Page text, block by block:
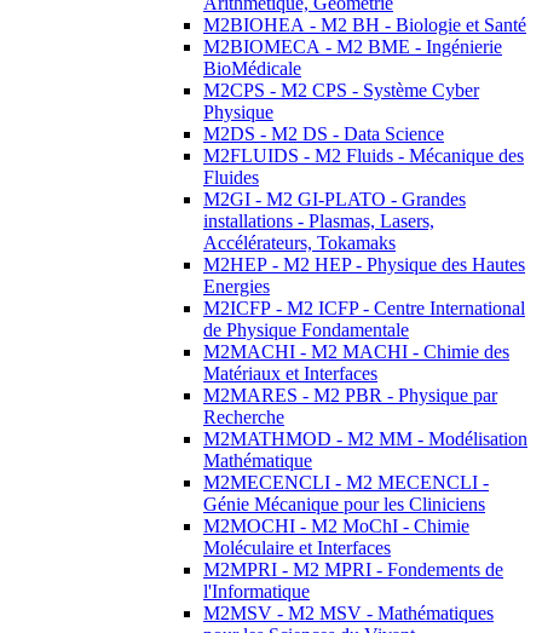
M2BIOHEA - M2 BH - Biologie et Santé
M2BIOMECA - M2 BME - Ingénierie
BioMédicale
M2CPS - M2 CPS - Système Cyber
Physique
M2DS - M2 DS - Data Science
M2FLUIDS - M2 Fluids - Mécanique des
Fluides
M2GI - M2 GI-PLATO - Grandes
installations - Plasmas, Lasers,
Accélérateurs, Tokamaks
M2HEP - M2 HEP - Physique des Hautes
Energies
M2ICFP - M2 ICFP - Centre International
de Physique Fondamentale
M2MACHI - M2 MACHI - Chimie des
Matériaux et Interfaces
M2MARES - M2 PBR - Physique par
Recherche
M2MATHMOD - M2 MM - Modélisation
Mathématique
M2MECENCLI - M2 MECENCLI -
Génie Mécanique pour les Cliniciens
M2MOCHI - M2 MoChI - Chimie
Moléculaire et Interfaces
M2MPRI - M2 MPRI - Fondements de
l'Informatique
M2MSV - M2 MSV - Mathématiques